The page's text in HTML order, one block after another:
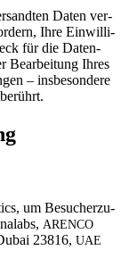
Daten ver­
Ihre Ein­wil­li­
für die Daten­
Bear­bei­tung Ihres
– ins­be­son­dere
um Besu­cher­zu­
ARENCO
23816, UAE